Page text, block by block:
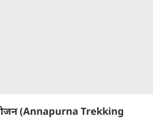
रीजन (Annapurna Trekking